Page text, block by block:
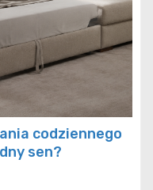
codziennego
sen?